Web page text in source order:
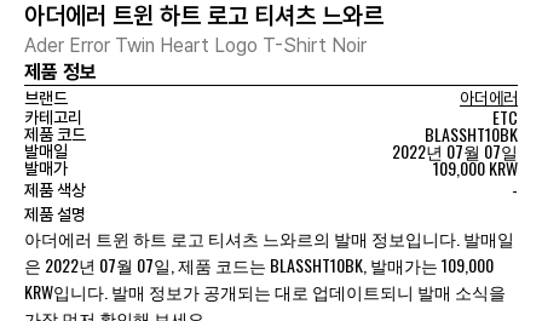
아더에러 트윈 하트 로고 티셔츠 느와르
Ader Error Twin Heart Logo T-Shirt Noir
제품 정보
브랜드
아더에러
카테고리
ETC
제품 코드 BLASSHT10BK
발매일 2022년 07월 07일
발매가 109,000 KRW
제품 색상 -
제품 설명
아더에러 트윈 하트 로고 티셔츠 느와르의 발매 정보입니다. 발매일
은 2022년 07월 07일, 제품 코드는 BLASSHT10BK, 발매가는 109,000
KRW입니다. 발매 정보가 공개되는 대로 업데이트되니 발매 소식을